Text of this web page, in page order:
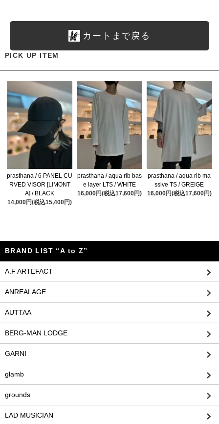
カートまで戻る
PICK UP ITEM
prasthana / 6 PANEL CU
RVED VISOR [LIMONT
A] / BLACK
14,000円(税込15,400円)
prasthana / aqua rib bas
e layer LTS / WHITE
16,000円(税込17,600円)
prasthana / aqua rib ma
ssive TS / GREIGE
16,000円(税込17,600円)
BRAND LIST “A to Z”
A.F ARTEFACT
ANREALAGE
AUTTAA
BERG-MAN LODGE
GARNI
glamb
grounds
LAD MUSICIAN